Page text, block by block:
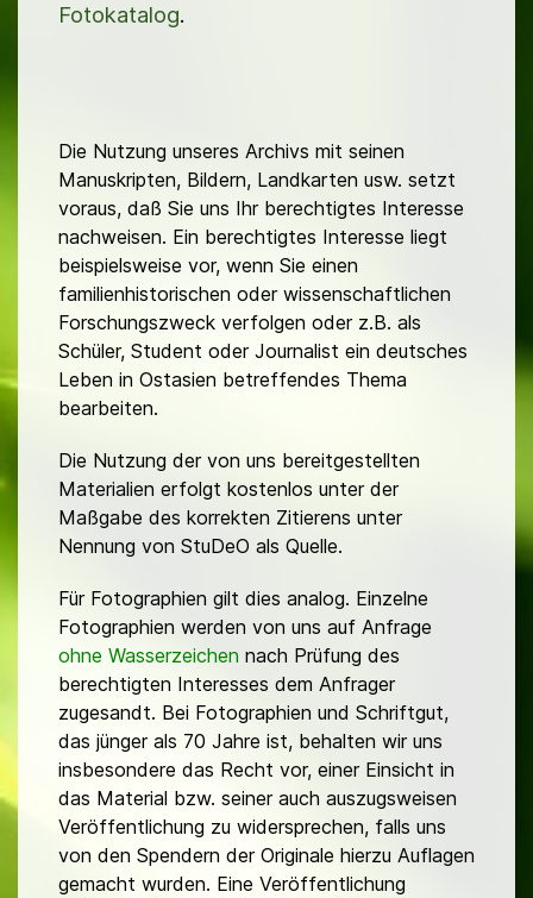
Fotokatalog.
Die Nutzung unseres Archivs mit seinen
Manuskripten, Bildern, Landkarten usw. setzt
voraus, daß Sie uns Ihr berechtigtes Interesse
nachweisen. Ein berechtigtes Interesse liegt
beispielsweise vor, wenn Sie einen
familienhistorischen oder wissenschaftlichen
Forschungszweck verfolgen oder z.B. als
Schüler, Student oder Journalist ein deutsches
Leben in Ostasien betreffendes Thema
bearbeiten.
Die Nutzung der von uns bereitgestellten
Materialien erfolgt kostenlos unter der
Maßgabe des korrekten Zitierens unter
Nennung von StuDeO als Quelle.
Für Fotographien gilt dies analog. Einzelne
Fotographien werden von uns auf Anfrage
ohne Wasserzeichen nach Prüfung des
berechtigten Interesses dem Anfrager
zugesandt. Bei Fotographien und Schriftgut,
das jünger als 70 Jahre ist, behalten wir uns
insbesondere das Recht vor, einer Einsicht in
das Material bzw. seiner auch auszugsweisen
Veröffentlichung zu widersprechen, falls uns
von den Spendern der Originale hierzu Auflagen
gemacht wurden. Eine Veröffentlichung